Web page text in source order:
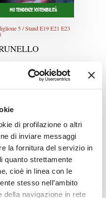
di profilazione o altri
di inviare messaggi
la fornitura del servizio in
quanto strettamente
cioè in linea con le
stesso nell’ambito
della navigazione in rete
MU TENDENZE SOSTENIBILITÀ
5 / Stand E19 E21 E23
MU TENDENZE SOSTENIBILITÀ
5 / Stand E20 E22 F21